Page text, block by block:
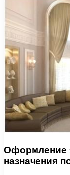
Оформление
назначения